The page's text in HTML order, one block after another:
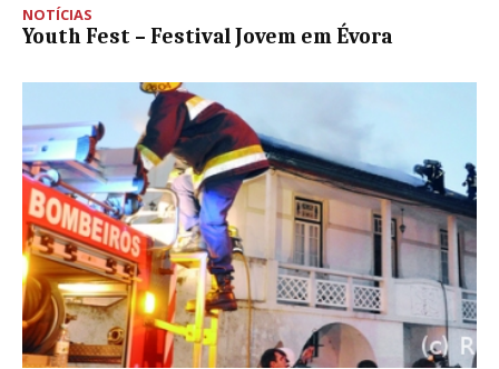
NOTÍCIAS
Youth Fest – Festival Jovem em Évora